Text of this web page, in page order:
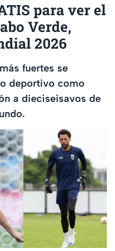
para ver el
Verde,
2026
fuertes se
deportivo como
a dieciseisavos de